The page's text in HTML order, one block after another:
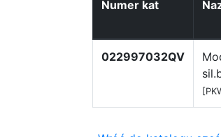
Numer kat
022997032QV